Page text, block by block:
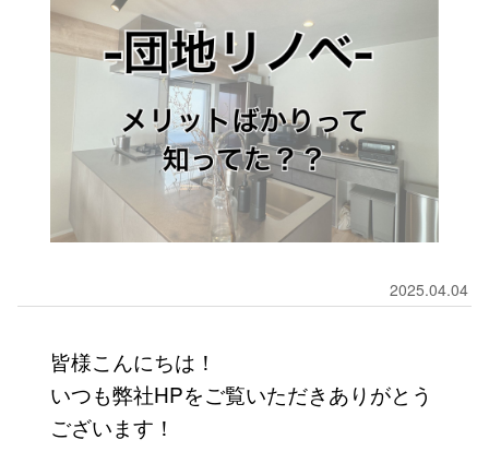
2025.04.04
皆様こんにちは！
いつも弊社HPをご覧いただきありがとう
ございます！